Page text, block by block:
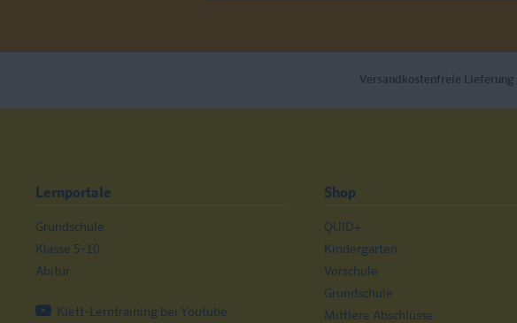
Versandkostenfreie Lieferung
Lernportale
Grundschule
Klasse 5-10
Abitur
Klett-Lerntraining bei Youtube
Shop
QUID+
Kindergarten
Vorschule
Grundschule
Mittlere Abschlüsse